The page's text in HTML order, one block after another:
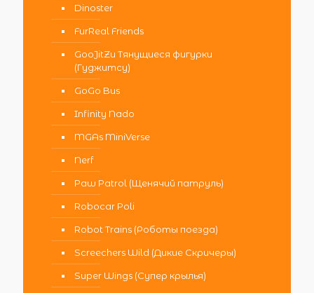
Dinoster
FurReal Friends
GooJitZu Тянущиеся фигурки
(Гуджитсу)
GoGo Bus
Infinity Nado
MGAs MiniVerse
Nerf
Paw Patrol (Щенячий патруль)
Robocar Poli
Robot Trains (Роботы поезда)
Screechers Wild (Дикие Скричеры)
Super Wings (Супер крылья)